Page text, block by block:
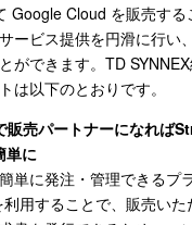
Google Cloud を販売す
ービス提供を円滑に行い
ができます。TD SYNNEX
は以下のとおりです。
販売パートナーになれば
単に
単に発注・管理できるプ
利用することで、販売い